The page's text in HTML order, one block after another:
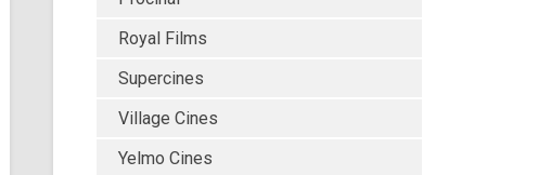
Royal Films
Supercines
Village Cines
Yelmo Cines